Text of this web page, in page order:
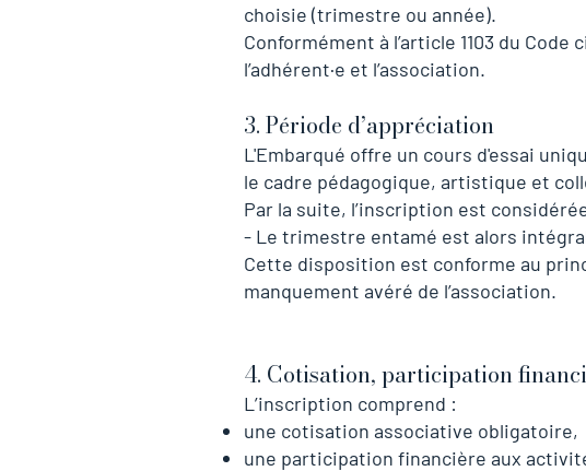
choisie (trimestre ou année).
Conformément à l’article 1103 du
l’adhérent·e et l’association.
3. Période d’appréciation
L'Embarqué offre un cours d'essai
le cadre pédagogique, artistique et
Par la suite, l’inscription est
- Le trimestre entamé est alors
Cette disposition est conforme au
manquement avéré de l’association.
4. Cotisation, participation
L’inscription comprend :
une cotisation associative obligatoire,
une participation financière aux